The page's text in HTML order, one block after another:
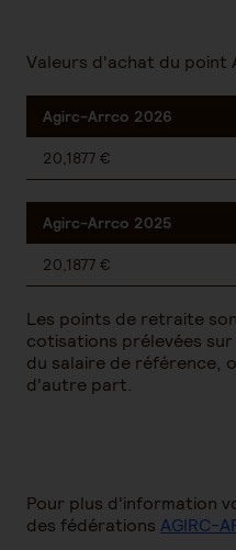
Valeurs d'achat du point
Agirc-Arrco 2026
20,1877 €
Agirc-Arrco 2025
20,1877 €
Les points de retraite
cotisations prélevées
du salaire de référence,
d'autre part.
Pour plus d'information
des fédérations AGIRC-